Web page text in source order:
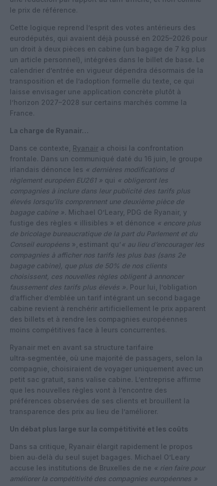
le prix de référence.
Cette logique reprend l’esprit des votes antérieurs des
eurodéputés, qui avaient déjà poussé en 2025–2026 pour
un droit à deux pièces en cabine (un bagage de 7 kg plus
un article personnel), intégrées dans le billet de base. Le
calendrier d’entrée en vigueur dépendra désormais de la
transposition et de l’adoption formelle du texte, ce qui
laisse envisager une application concrète plutôt à
l’horizon 2027–2028 sur certains marchés comme la
France.
La charge de Ryanair…
Dans ce contexte, Ryanair a choisi la confrontation
frontale. Dans un communiqué daté du 16 juin, le groupe
irlandais dénonce les « dernières modifications d
règlement européen EU261 » qui « obligeront les
compagnies à inclure dans leur publicité des tarifs plus
élevés lorsqu’ils comprennent une deuxième pièce de
bagage cabine ». Michael O’Leary, PDG de Ryanair, y
fustige des règles « illisibles » et dénonce « encore plus
de bricolage bureaucratique de la part du Parlement et du
Conseil européens », estimant qu’« au lieu d’encourager les
compagnies à afficher nos tarifs les plus bas (sans 2e
bagage cabine), que plus de 50% de nos clients
choisissent, ces nouvelles règles obligent à annoncer
faussement des tarifs plus élevés ». Pour lui, l’obligation
d’afficher d’emblée un tarif intégrant un second bagage
cabine revient à renchérir artificiellement le prix apparent
des billets et à rendre les compagnies européennes
moins compétitives face à leurs concurrentes.
Ryanair met en avant sa structure tarifaire
ultra‑segmentée, où une majorité de passagers, selon la
compagnie, choisiraient de voyager uniquement avec un
petit sac gratuit, sans valise cabine. L’entreprise affirme
que les nouvelles règles vont à l’encontre des
préférences observées de ses clients et brouillent la
transparence des prix au lieu de l’améliorer.
Un débat plus large sur la compétitivité et les coûts
Dans sa critique, Ryanair élargit rapidement le propos
bien au‑delà du seul sujet bagages. Michael O’Leary
accuse les institutions de Bruxelles de ne « rien faire pour
améliorer la compétitivité des compagnies européennes »